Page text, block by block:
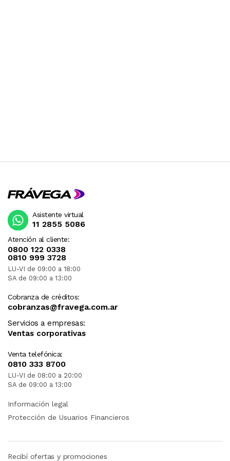
Atención al cliente:
0800 122 0338
0810 999 3728
LU-VI de 09:00 a 18:00
SA de 09:00 a 13:00
Cobranza de créditos:
cobranzas@fravega.com.ar
Servicios a empresas:
Ventas corporativas
Venta telefónica:
0810 333 8700
LU-VI de 08:00 a 20:00
SA de 09:00 a 13:00
Asistente virtual
11 2855 5086
Información legal
Protección de Usuarios Financieros
Recibí ofertas y promociones